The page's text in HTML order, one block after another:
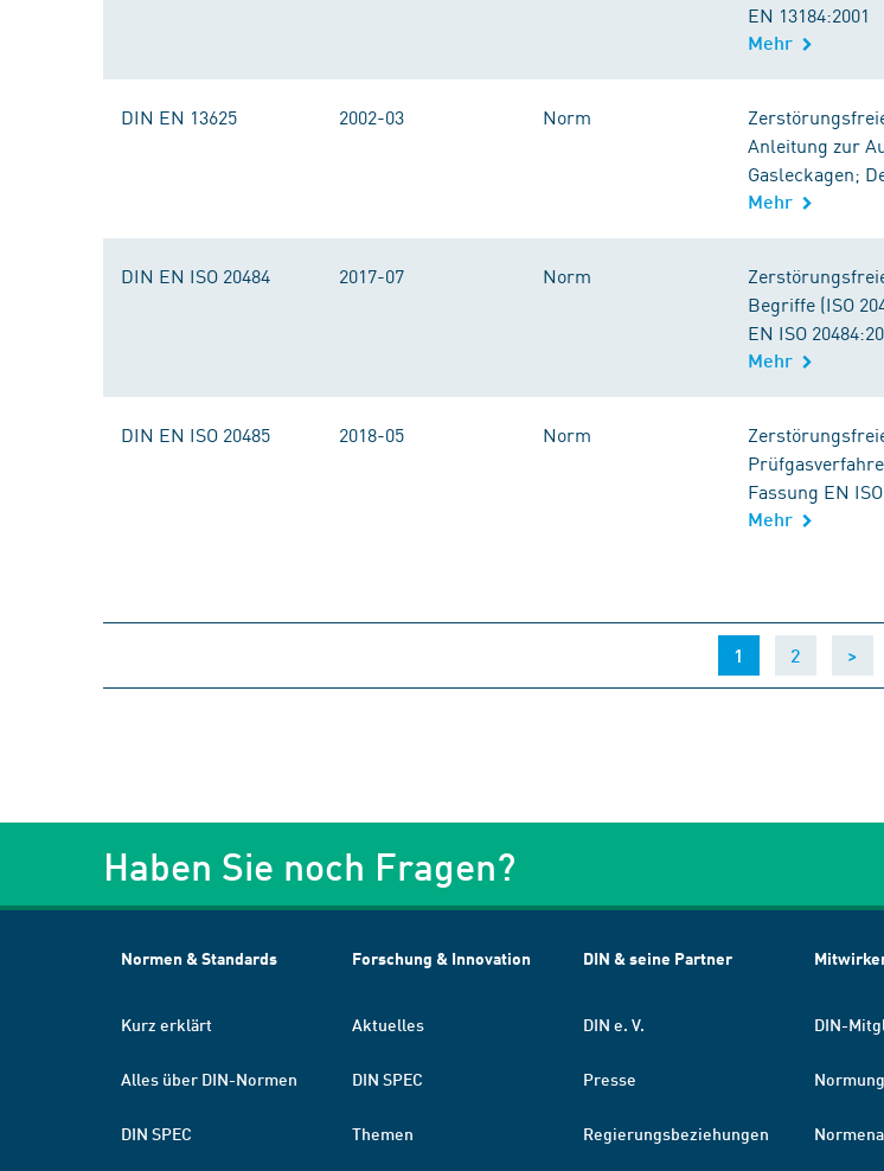
EN 13184:2001
Mehr
DIN EN 13625 2002-03 Norm
Anleitung zur
Gasleckagen;
Mehr
DIN EN ISO 20484 2017-07 Norm
Begriffe (ISO
EN ISO
Mehr
DIN EN ISO 20485 2018-05 Norm
Fassung EN
Mehr
1 (current)
2 >
Haben Sie noch Fragen?
Normen & Standards
Kurz erklärt
Alles über DIN-Normen
DIN SPEC
Forschung & Innovation
Aktuelles
DIN SPEC
Themen
DIN & seine Partner
DIN e. V.
Presse
Regierungsbeziehungen
DIN-